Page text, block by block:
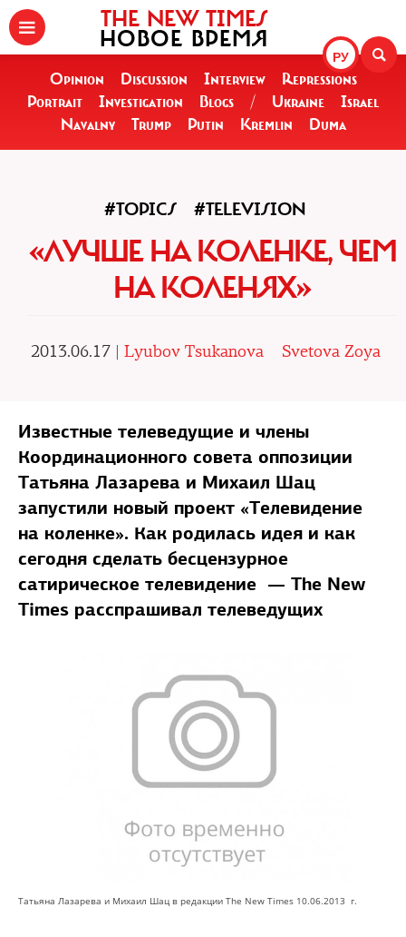
РУ
THE NEW TIMES
НОВОЕ ВРЕМЯ
Opinion Discussion Interview
Repressions
Portrait
Investigation Blogs / Ukraine
Israel
Navalny
Trump Putin Kremlin Duma
#TOPICS #TELEVISION
«ЛУЧШЕ НА КОЛЕНКЕ, ЧЕМ
НА КОЛЕНЯХ»
2013.06.17 | Lyubov Tsukanova Svetova Zoya
Известные телеведущие и члены
Координационного совета оппозиции
Татьяна Лазарева и Михаил Шац
запустили новый проект «Телевидение
на коленке». Как родилась идея и как
сегодня сделать бесцензурное
сатирическое телевидение — The New
Times расспрашивал телеведущих
Татьяна Лазарева и Михаил Шац в редакции The New Times 10.06.2013 г.